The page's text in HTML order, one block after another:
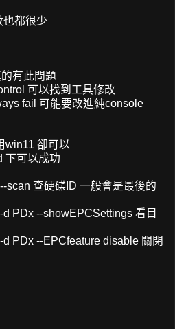
也都很少
有此問題
可以找到工具修改
fail 可能要改進純console
win11 卻可以
下可以成功
scan 查硬碟ID 一般會是最後的
PDx --showEPCSettings 看目
PDx --EPCfeature disable 關閉